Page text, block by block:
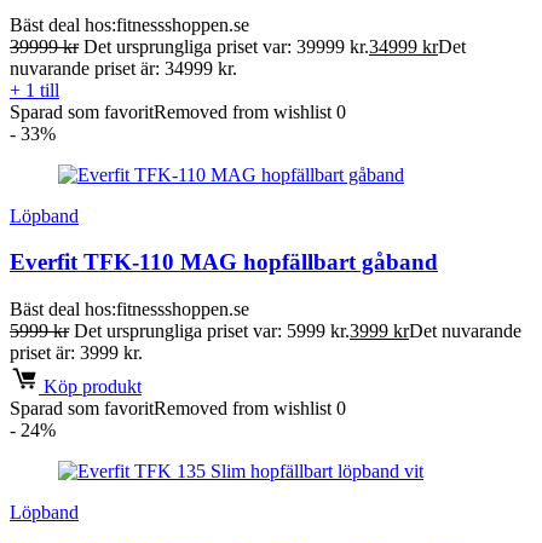
Bäst deal hos:fitnessshoppen.se
39999kr Det ursprungliga priset var: 39999 kr.34999 krDet
nuvarande priset är: 34999 kr.
+ 1 till
Sparad som favoritRemoved from wishlist 0
- 33%
Löpband
Everfit TFK-110 MAG hopfällbart gåband
Bäst deal hos:fitnessshoppen.se
5999kr Det ursprungliga priset var: 5999 kr.3999 krDet nuvarande
priset är: 3999 kr.
Köp produkt
Sparad som favoritRemoved from wishlist 0
- 24%
Löpband